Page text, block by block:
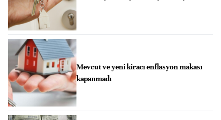
Mevcut ve yeni kiracı enflasyon makası
kapanmadı